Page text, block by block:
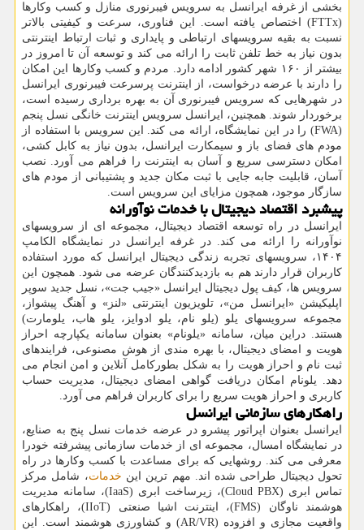
بخشی از غرفه ایرانسل به سرویس فیبرنوری منازل و کسب وکارها
(FTTx) اختصاص یافته است. این فناوری، سرعت و کیفیتی بالاتر
نسبت به بقیه سرویسهای ارتباطی و پایداری و ثبات ارتباط اینترنتی
بدون نیاز به خط تلفن ثابت را ارائه می کند و توسعه آن تا امروز در
بیشتر از ۱۶۰ شهر کشور ادامه دارد. مردم و کسب وکارها این امکان
را دارند با عرضه درخواست، از اینترنت پرسرعت فیبرنوری ایرانسل
در شهرهایی که سرویس فیبرنوری آن به بهره برداری رسیده است،
برخوردار شوند. همچنین، ایرانسل سرویس اینترنت خانگی نسل پنجم
(FWA) را در این نمایشگاه، ارائه می کند. این سرویس با استفاده از
مودم های فضای باز و سیمکارت ایرانسل، بدون نیاز به کابل کشی،
امکان دسترسی سریع و آسان به اینترنت را فراهم می آورد. نصب
آسان، قابلیت جابه جایی با ثبت مکان جدید و پشتیبانی از مودم های
سازگار موجود، همچون مزایای این سرویس است.
پیشبرد اقتصاد دیجیتال با خدمات نوآورانه
ایرانسل در راه توسعه اقتصاد دیجیتال، مجموعه ای از سرویسهای
نوآورانه را ارائه می کند. در غرفه ایرانسل در نمایشگاه الکامپ
۱۴۰۴، سرویسهای تجربه زندگی دیجیتال ایرانسل که مورد استفاده
کاربران قرار دارند هم به بازدیدکنندگان عرضه می شود. همچون این
سرویس ها، کیف پول دیجیتال ایرانسل «جیب جت»، نسل جدید سوپر
اپلیکیشن «ایرانسل من»، تلویزیون اینترنتی «لنز» و آهنگ پیشواز،
مجموعه سرویسهای یلو (یلو نام، یلو ادوایز، یلو هاب، یلومارت)
هستند. دراین میان، سامانه «یلونام» بعنوان سامانه یکپارچه احراز
هویت و امضای دیجیتال، با بهره مندی از هوش مصنوعی، فرایندهای
ثبت نام و احراز هویت را به شکل بطورکامل آنلاین و امن انجام می
دهد. یلونام امکان دریافت گواهی امضای دیجیتال، مدیریت حساب
کاربری و احراز هویت سریع را برای کاربران فراهم می آورد.
راهکارهای سازمانی ایرانسل
ایرانسل بعنوان اپراتور پیشرو در عرضه خدمات نسل پنج به صنایع،
در نمایشگاه امسال، مجموعه ای از خدمات سازمانی پیشرفته خودرا
معرفی می کند. روشهایی که برای مساعدت با کسب وکارها در راه
تحول دیجیتال طراحی شده اند. مهم ترین این خدمات، شامل مرکز
تماس ابری (Cloud PBX)، زیرساخت ابری (IaaS)، سامانه مدیریت
هوشمند ناوگان (FMS)، اینترنت اشیا صنعتی (IIoT)، راهکارهای
واقعیت مجازی و افزوده (AR/VR) و کشاورزی هوشمند است. این